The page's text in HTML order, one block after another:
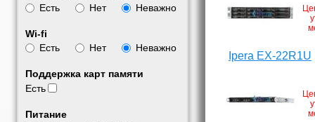
Есть
Нет Неважно
Wi-fi
Есть
Нет Неважно
Поддержка карт памяти
Есть
Питание
Ipera EX-22R1U